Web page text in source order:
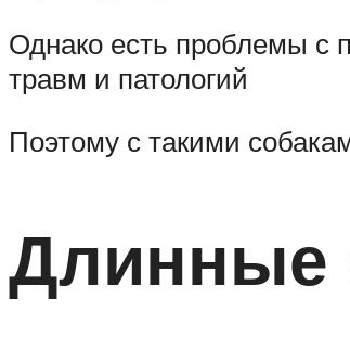
Однако есть проблемы с
травм и патологий
Поэтому с такими
Длинные